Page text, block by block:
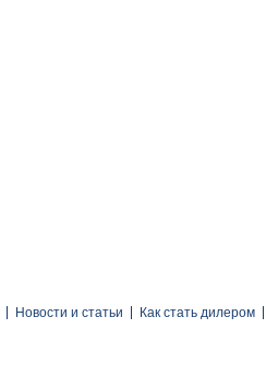
Новости и статьи Как стать дилером